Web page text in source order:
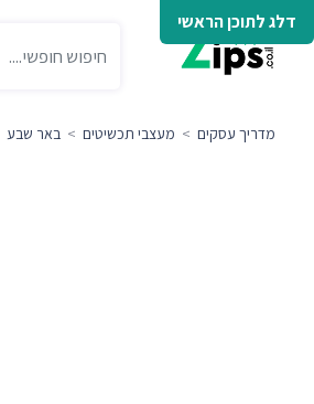
דלג לתוכן הראשי
מדריך עסקים > מעצבי תכשיטים > באר שבע